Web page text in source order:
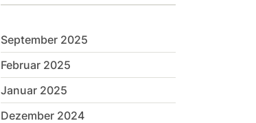
September 2025
Februar 2025
Januar 2025
Dezember 2024